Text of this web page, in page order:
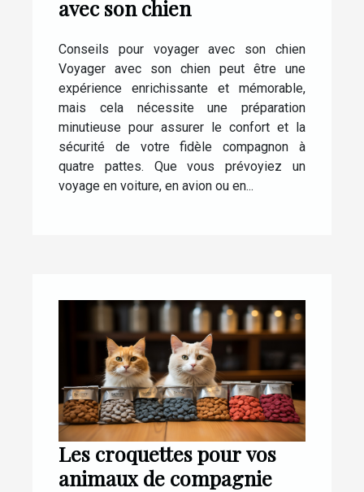
avec son chien
Conseils pour voyager avec son chien
Voyager avec son chien peut être une
expérience enrichissante et mémorable,
mais cela nécessite une préparation
minutieuse pour assurer le confort et la
sécurité de votre fidèle compagnon à
quatre pattes. Que vous prévoyiez un
voyage en voiture, en avion ou en...
Les croquettes pour vos
animaux de compagnie